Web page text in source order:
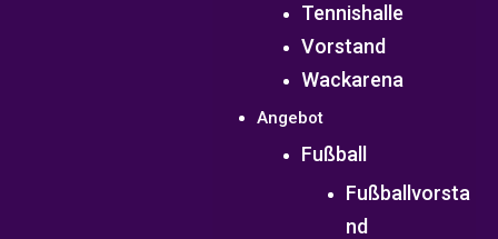
Tennishalle
Vorstand
Wackarena
Angebot
Fußball
Fußballvorsta
nd